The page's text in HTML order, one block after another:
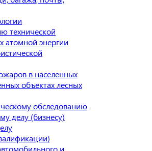
технической
атомной энергии
в населенных
объектах лесных
обследованию
делу (бизнесу)
и